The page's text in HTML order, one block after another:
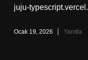
juju-typescript.vercel.
Ocak 19, 2026 Yanıtla